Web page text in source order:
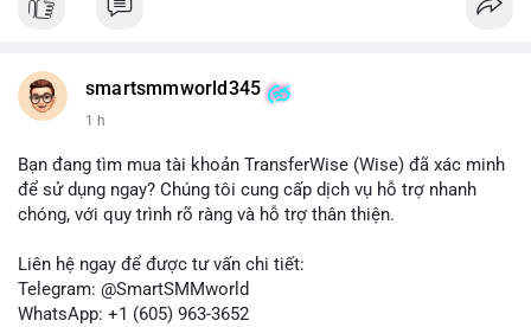
#buyverifiedalipayaccounts
smartsmmworld345
1 h
Bạn đang tìm mua tài khoản TransferWise (Wise) đã xác minh
để sử dụng ngay? Chúng tôi cung cấp dịch vụ hỗ trợ nhanh
chóng, với quy trình rõ ràng và hỗ trợ thân thiện.
Liên hệ ngay để được tư vấn chi tiết:
Telegram: @SmartSMMworld
WhatsApp: +1 (605) 963-3652